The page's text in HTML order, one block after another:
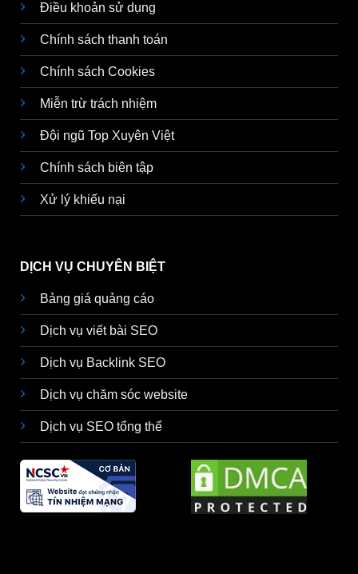
Điều khoản sử dụng
Chính sách thanh toán
Chính sách Cookies
Miễn trừ trách nhiệm
Đội ngũ Top Xuyên Việt
Chính sách biên tập
Xử lý khiếu nại
DỊCH VỤ CHUYÊN BIỆT
Bảng giá quảng cáo
Dịch vụ viết bài SEO
Dịch vụ Backlink SEO
Dịch vụ chăm sóc website
Dịch vụ SEO tổng thể